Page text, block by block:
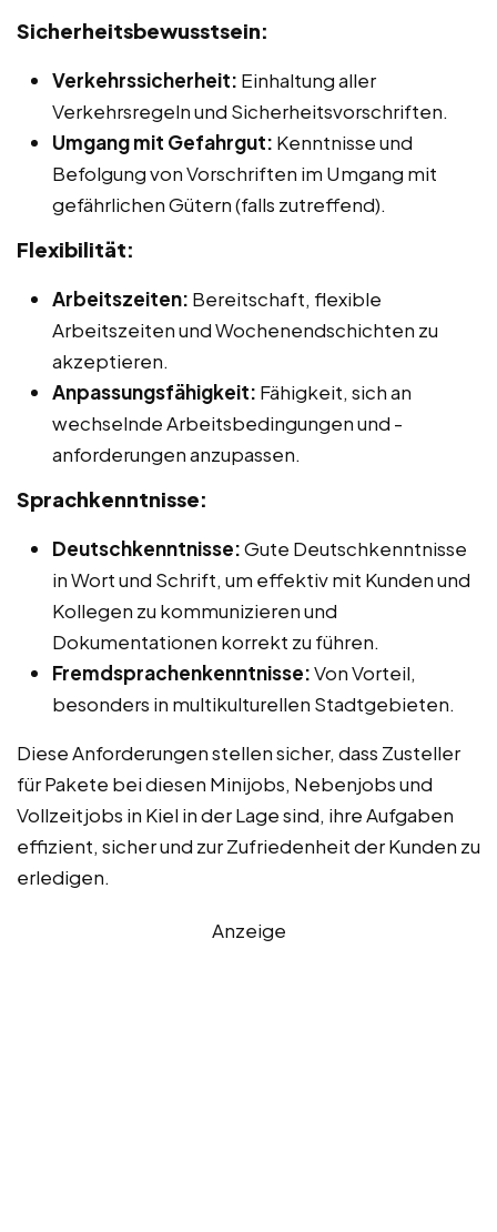
Sicherheitsbewusstsein:
Verkehrssicherheit: Einhaltung aller
Verkehrsregeln und Sicherheitsvorschriften.
Umgang mit Gefahrgut: Kenntnisse und
Befolgung von Vorschriften im Umgang mit
gefährlichen Gütern (falls zutreffend).
Flexibilität:
Arbeitszeiten: Bereitschaft, flexible
Arbeitszeiten und Wochenendschichten zu
akzeptieren.
Anpassungsfähigkeit: Fähigkeit, sich an
wechselnde Arbeitsbedingungen und -
anforderungen anzupassen.
Sprachkenntnisse:
Deutschkenntnisse:Gute Deutschkenntnisse
in Wort und Schrift, um effektiv mit Kunden und
Kollegen zu kommunizieren und
Dokumentationen korrekt zu führen.
Fremdsprachenkenntnisse:Von Vorteil,
besonders in multikulturellen Stadtgebieten.
Diese Anforderungen stellen sicher, dass Zusteller
für Pakete bei diesen Minijobs, Nebenjobs und
Vollzeitjobs in Kiel in der Lage sind, ihre Aufgaben
effizient, sicher und zur Zufriedenheit der Kunden zu
erledigen.
Anzeige